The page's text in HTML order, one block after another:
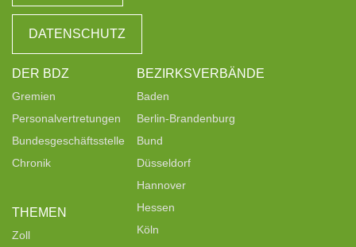
DATENSCHUTZ
DER BDZ
Gremien
Personalvertretungen
Bundesgeschäftsstelle
Chronik
THEMEN
Zoll
BEZIRKSVERBÄNDE
Baden
Berlin-Brandenburg
Bund
Düsseldorf
Hannover
Hessen
Köln